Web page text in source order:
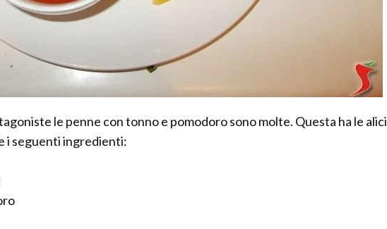
le penne con tonno e pomodoro sono molte. Questa ha le alici
i seguenti ingredienti: